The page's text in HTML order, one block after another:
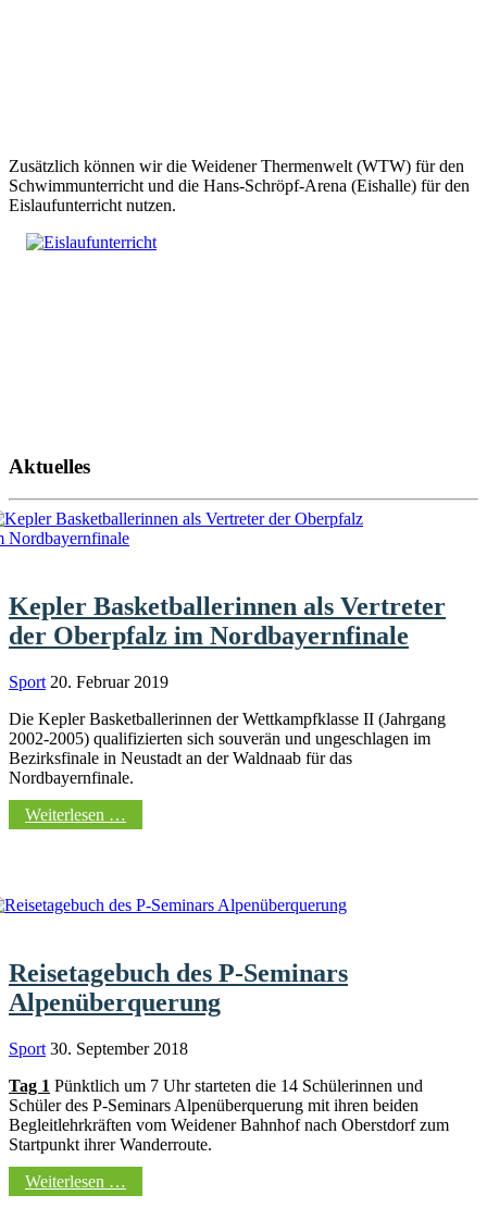
Zusätzlich können wir die Weidener Thermenwelt (WTW) für den
Schwimmunterricht und die Hans-Schröpf-Arena (Eishalle) für den
Eislaufunterricht nutzen.
Aktuelles
Kepler Basketballerinnen als Vertreter
der Oberpfalz im Nordbayernfinale
Sport 20. Februar 2019
Die Kepler Basketballerinnen der Wettkampfklasse II (Jahrgang
2002-2005) qualifizierten sich souverän und ungeschlagen im
Bezirksfinale in Neustadt an der Waldnaab für das
Nordbayernfinale.
Weiterlesen …
Reisetagebuch des P-Seminars
Alpenüberquerung
Sport 30. September 2018
Tag 1 Pünktlich um 7 Uhr starteten die 14 Schülerinnen und
Schüler des P-Seminars Alpenüberquerung mit ihren beiden
Begleitlehrkräften vom Weidener Bahnhof nach Oberstdorf zum
Startpunkt ihrer Wanderroute.
Weiterlesen …